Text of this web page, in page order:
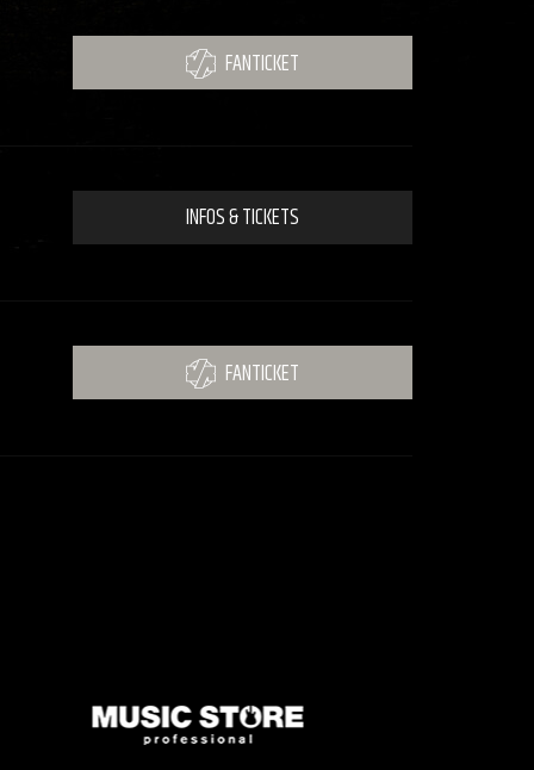
FANTICKET
INFOS & TICKETS
FANTICKET